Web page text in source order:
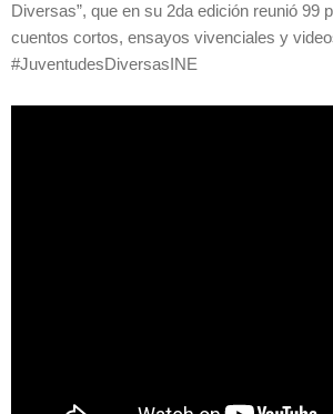
Diversas”, que en su 2da edición reunió 99
cuentos cortos, ensayos vivenciales y
#JuventudesDiversasINE